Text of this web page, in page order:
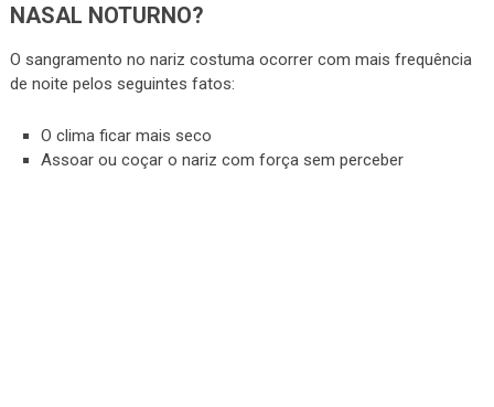
NASAL NOTURNO?
O sangramento no nariz costuma ocorrer com mais frequência
de noite pelos seguintes fatos:
O clima ficar mais seco
Assoar ou coçar o nariz com força sem perceber